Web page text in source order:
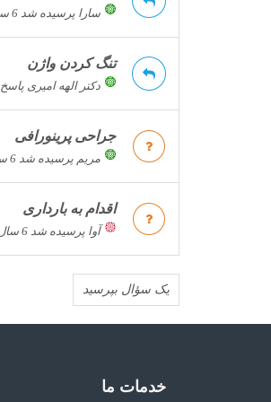
سارا پرسیده شد 6 سال قبل
تنگ کردن واژن
دکتر الهه امیری پاسخ 6 سال قبل
جراحی پرینورافی
مریم پرسیده شد 6 سال قبل
اقدام به بارداری
آوا پرسیده شد 6 سال قبل
یک سؤال بپرسید
خدمات ما